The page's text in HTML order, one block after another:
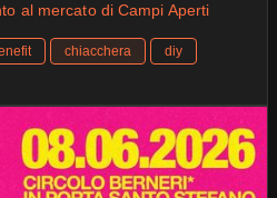
al mercato di Campi Aperti
chiacchera
diy